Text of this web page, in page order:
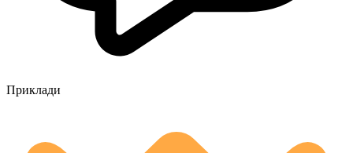
Приклади